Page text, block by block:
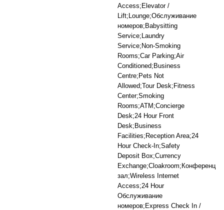
Access;Elevator /
Lift;Lounge;Обслуживание
номеров;Babysitting
Service;Laundry
Service;Non-Smoking
Rooms;Car Parking;Air
Conditioned;Business
Centre;Pets Not
Allowed;Tour Desk;Fitness
Center;Smoking
Rooms;ATM;Concierge
Desk;24 Hour Front
Desk;Business
Facilities;Reception Area;24
Hour Check-In;Safety
Deposit Box;Currency
Exchange;Cloakroom;Конференц
зал;Wireless Internet
Access;24 Hour
Обслуживание
номеров;Express Check In /